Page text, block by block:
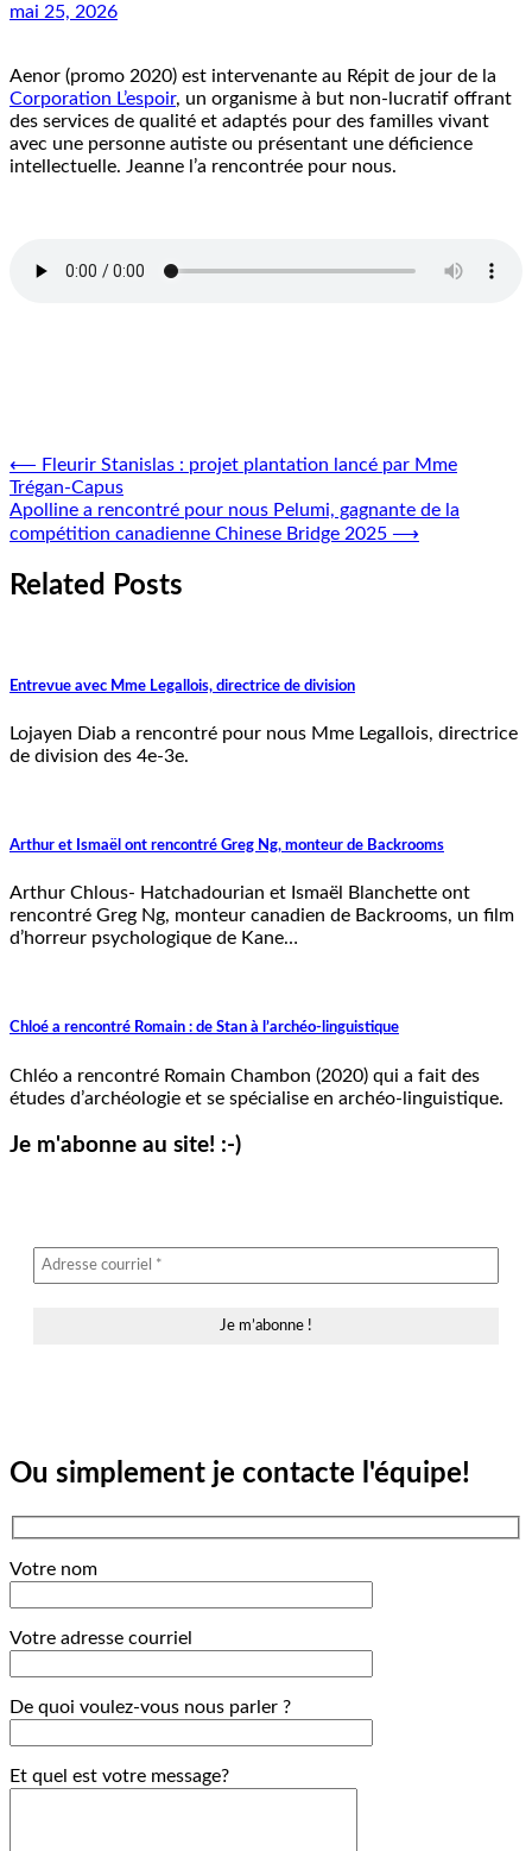
mai 25, 2026
Aenor (promo 2020) est intervenante au Répit de jour de la
Corporation L’espoir, un organisme à but non-lucratif offrant
des services de qualité et adaptés pour des familles vivant
avec une personne autiste ou présentant une déficience
intellectuelle. Jeanne l’a rencontrée pour nous.
Navigation
de
l'article
⟵ Fleurir Stanislas : projet plantation lancé par Mme
Trégan-Capus
Apolline a rencontré pour nous Pelumi, gagnante de la
compétition canadienne Chinese Bridge 2025 ⟶
Related Posts
Entrevue avec Mme Legallois, directrice de division
Lojayen Diab a rencontré pour nous Mme Legallois, directrice
de division des 4e-3e.
Arthur et Ismaël ont rencontré Greg Ng, monteur de Backrooms
Arthur Chlous- Hatchadourian et Ismaël Blanchette ont
rencontré Greg Ng, monteur canadien de Backrooms, un film
d’horreur psychologique de Kane…
Chloé a rencontré Romain : de Stan à l’archéo-linguistique
Chléo a rencontré Romain Chambon (2020) qui a fait des
études d’archéologie et se spécialise en archéo-linguistique.
Je m'abonne au site! :-)
Ou simplement je contacte l'équipe!
Votre nom
Votre adresse courriel
De quoi voulez-vous nous parler ?
Et quel est votre message?